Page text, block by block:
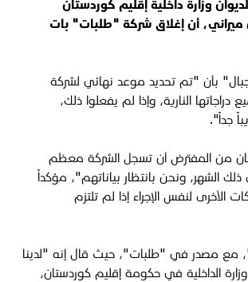
وزارة داخلية إقليم كوردستان
أن إغلاق شركة "طلبات" بات
بأن "تم تحديد موعد نهائي لشركة
النارية، وإذا لم يفعلوا ذلك،
جداً".
من المفترض أن تسجل الشركة معظم
ذلك الشهر، ونحن بانتظار بياناتهم"، مؤكداً
الأخرى لنفس الإجراء إذا لم تلتزم
مع مصدر في "طلبات"، حيث قال إنه "لدينا
الداخلية في حكومة إقليم كوردستان،